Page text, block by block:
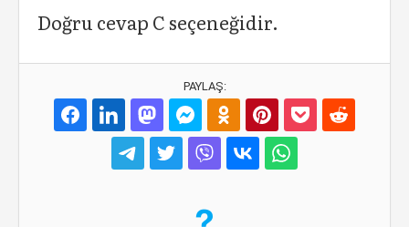
Doğru cevap C seçeneğidir.
PAYLAŞ: